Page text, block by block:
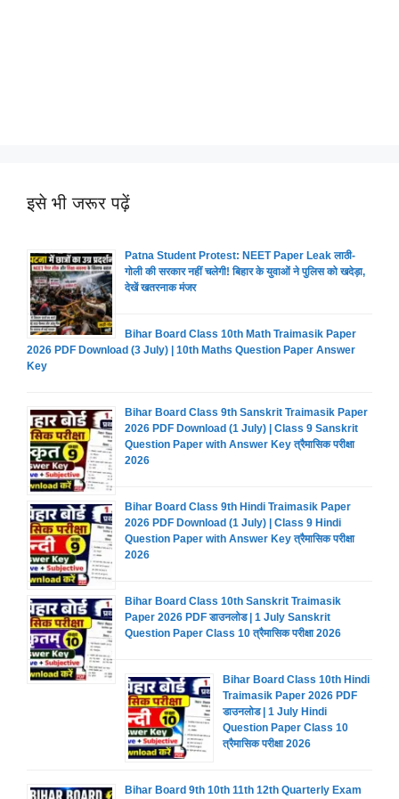
इसे भी जरूर पढ़ें
Patna Student Protest: NEET Paper Leak लाठी-
गोली की सरकार नहीं चलेगी! बिहार के युवाओं ने पुलिस को खदेड़ा,
देखें खतरनाक मंजर
Bihar Board Class 10th Math Traimasik Paper
2026 PDF Download (3 July) | 10th Maths Question Paper Answer
Key
Bihar Board Class 9th Sanskrit Traimasik Paper
2026 PDF Download (1 July) | Class 9 Sanskrit
Question Paper with Answer Key त्रैमासिक परीक्षा
2026
Bihar Board Class 9th Hindi Traimasik Paper
2026 PDF Download (1 July) | Class 9 Hindi
Question Paper with Answer Key त्रैमासिक परीक्षा
2026
Bihar Board Class 10th Sanskrit Traimasik
Paper 2026 PDF डाउनलोड | 1 July Sanskrit
Question Paper Class 10 त्रैमासिक परीक्षा 2026
Bihar Board Class 10th Hindi
Traimasik Paper 2026 PDF
डाउनलोड | 1 July Hindi
Question Paper Class 10
त्रैमासिक परीक्षा 2026
Bihar Board 9th 10th 11th 12th Quarterly Exam